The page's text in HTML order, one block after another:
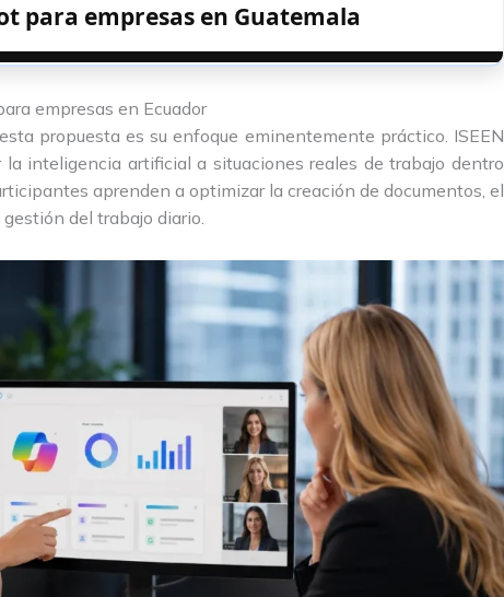
para empresas en Guatemala
empresas en Ecuador
propuesta es su enfoque eminentemente práctico. ISEEN
inteligencia artificial a situaciones reales de trabajo dentro
aprenden a optimizar la creación de documentos, el
del trabajo diario.